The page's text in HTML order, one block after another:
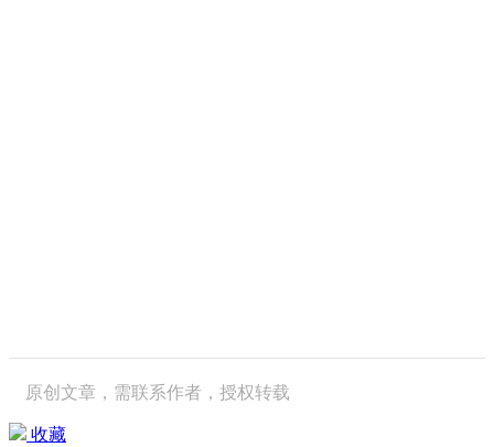
原创文章，需联系作者，授权转载
收藏